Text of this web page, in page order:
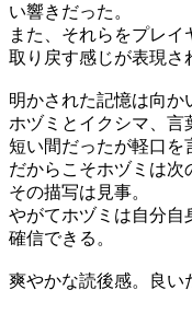
い響きだった。
また、それらをプレ
取り戻す感じが表現さ
明かされた記憶は向か
ホヅミとイクシマ、言
短い間だったが軽口を
だからこそホヅミは次
その描写は見事。
やがてホヅミは自分自
確信できる。
爽やかな読後感。良い